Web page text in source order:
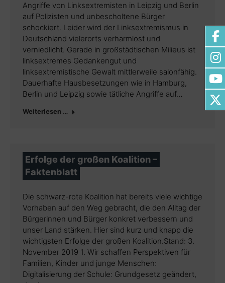
Angriffe von Linksextremisten in Leipzig und Berlin
auf Polizisten und unbescholtene Bürger
schockiert. Leider wird der Linksextremismus in
Deutschland vielerorts verharmlost und
verniedlicht. Gerade in großstädtischen Milieus ist
linksextremes Gedankengut und
linksextremistische Gewalt mittlerweile salonfähig.
Dauerhafte Hausbesetzungen wie in Hamburg,
Berlin und Leipzig sowie tätliche Angriffe auf…
Weiterlesen …
Erfolge der großen Koalition –
Faktenblatt
Die schwarz-rote Koalition hat bereits viele wichtige
Vorhaben auf den Weg gebracht, die den Alltag der
Bürgerinnen und Bürger konkret verbessern und
unser Land stärken. Hier sind kurz und knapp die
wichtigsten Erfolge der großen Koalition.Stand: 3.
November 2019 1. Wir schaffen Perspektiven für
Familien, Kinder und junge Menschen:
Digitalisierung der Schule: Grundgesetz geändert,